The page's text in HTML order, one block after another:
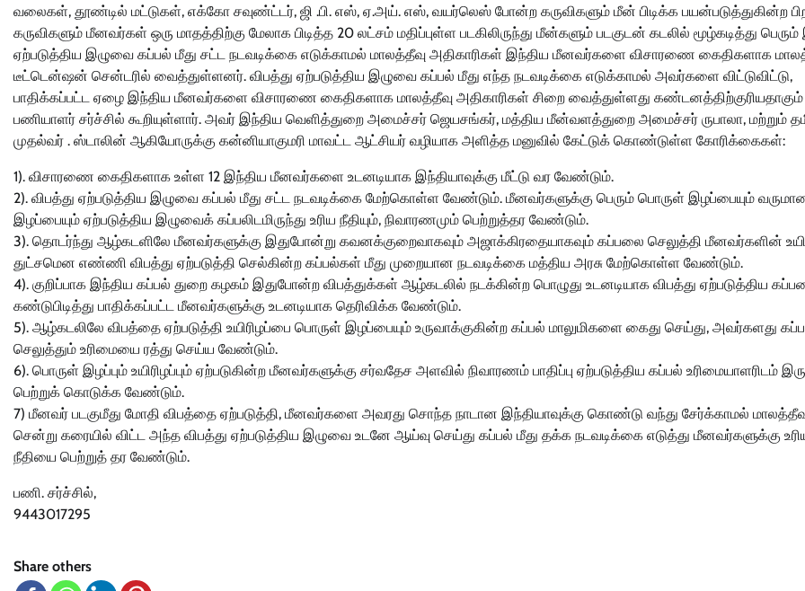
வலைகள், தூண்டில் மட்டுகள், எக்கோ சவுண்ட்டர், ஜி .பி. எஸ், ஏ.அய். எஸ், வயர்லெஸ் போன்ற கருவிகளும் மீன் பிடிக்க பயன்படுத்துகின்ற
கருவிகளும் மீனவர்கள் ஒரு மாதத்திற்கு மேலாக பிடித்த 20 லட்சம் மதிப்புள்ள படகிலிருந்து மீன்களும் படகுடன் கடலில் மூழ்கடித்து
ஏற்படுத்திய இழுவை கப்பல் மீது சட்ட நடவடிக்கை எடுக்காமல் மாலத்தீவு அதிகாரிகள் இந்திய மீனவர்களை விசாரணை கைதிகளாக
டீட்டென்ஷன் சென்டரில் வைத்துள்ளனர். விபத்து ஏற்படுத்திய இழுவை கப்பல் மீது எந்த நடவடிக்கை எடுக்காமல் அவர்களை விட்டுவிட்டு,
பாதிக்கப்பட்ட ஏழை இந்திய மீனவர்களை விசாரணை கைதிகளாக மாலத்தீவு அதிகாரிகள் சிறை வைத்துள்ளது
பணியாளர் சர்ச்சில் கூறியுள்ளார். அவர் இந்திய வெளித்துறை அமைச்சர் ஜெயசங்கர், மத்திய மீன்வளத்துறை அமைச்சர் ருபாலா, மற்றும்
முதல்வர் . ஸ்டாலின் ஆகியோருக்கு கன்னியாகுமரி மாவட்ட ஆட்சியர் வழியாக அளித்த மனுவில் கேட்டுக் கொண்டுள்ள கோரிக்கைகள்:
1). விசாரணை கைதிகளாக உள்ள 12 இந்திய மீனவர்களை உடனடியாக இந்தியாவுக்கு மீட்டு வர வேண்டும்.
2). விபத்து ஏற்படுத்திய இழுவை கப்பல் மீது சட்ட நடவடிக்கை மேற்கொள்ள வேண்டும். மீனவர்களுக்கு பெரும் பொருள் இழப்பையும்
இழப்பையும் ஏற்படுத்திய இழுவைக் கப்பலிடமிருந்து உரிய நீதியும், நிவாரணமும் பெற்றுத்தர வேண்டும்.
3). தொடர்ந்து ஆழ்கடளிலே மீனவர்களுக்கு இதுபோன்று கவனக்குறைவாகவும் அஜாக்கிரதையாகவும் கப்பலை செலுத்தி மீனவர்களின்
துட்சமென எண்ணி விபத்து ஏற்படுத்தி செல்கின்ற கப்பல்கள் மீது முறையான நடவடிக்கை மத்திய அரசு மேற்கொள்ள வேண்டும்.
4). குறிப்பாக இந்திய கப்பல் துறை கழகம் இதுபோன்ற விபத்துக்கள் ஆழ்கடலில் நடக்கின்ற பொழுது உடனடியாக விபத்து ஏற்படுத்திய
கண்டுபிடித்து பாதிக்கப்பட்ட மீனவர்களுக்கு உடனடியாக தெரிவிக்க வேண்டும்.
5). ஆழ்கடலிலே விபத்தை ஏற்படுத்தி உயிரிழப்பை பொருள் இழப்பையும் உருவாக்குகின்ற கப்பல் மாலுமிகளை கைது செய்து, அவர்களது
செலுத்தும் உரிமையை ரத்து செய்ய வேண்டும்.
6). பொருள் இழப்பும் உயிரிழப்பும் ஏற்படுகின்ற மீனவர்களுக்கு சர்வதேச அளவில் நிவாரணம் பாதிப்பு ஏற்படுத்திய கப்பல் உரிமையாளரிடம்
பெற்றுக் கொடுக்க வேண்டும்.
7) மீனவர் படகுமீது மோதி விபத்தை ஏற்படுத்தி, மீனவர்களை அவரது சொந்த நாடான இந்தியாவுக்கு கொண்டு வந்து சேர்க்காமல்
சென்று கரையில் விட்ட அந்த விபத்து ஏற்படுத்திய இழுவை உடனே ஆய்வு செய்து கப்பல் மீது தக்க நடவடிக்கை எடுத்து மீனவர்களுக்கு
நீதியை பெற்றுத் தர வேண்டும்.
பணி. சர்ச்சில்,
9443017295
Share others